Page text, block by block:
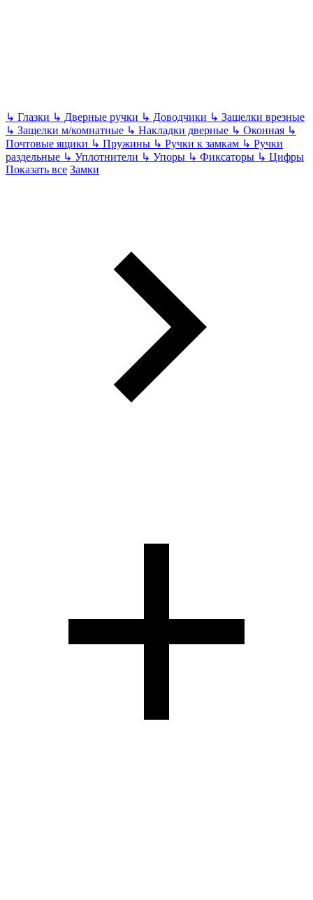
↳ Глазки ↳ Дверные ручки ↳ Доводчики ↳ Защелки врезные
↳ Защелки м/комнатные ↳ Накладки дверные ↳ Оконная ↳
Почтовые ящики ↳ Пружины ↳ Ручки к замкам ↳ Ручки
раздельные ↳ Уплотнители ↳ Упоры ↳ Фиксаторы ↳ Цифры
Показать все Замки